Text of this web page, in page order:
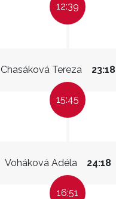
12:39
Chasáková Tereza 23:18
15:45
Voháková Adéla 24:18
16:51